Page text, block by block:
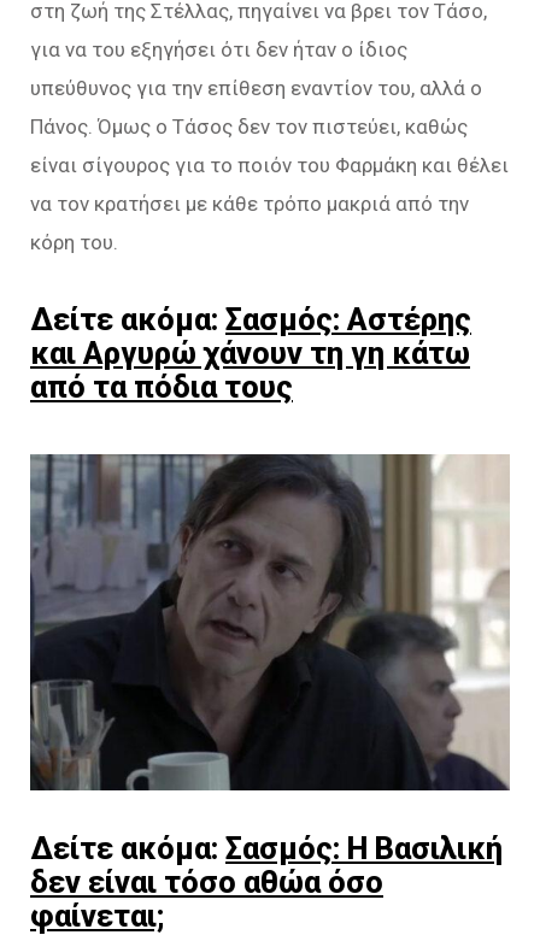
στη ζωή της Στέλλας, πηγαίνει να βρει τον Τάσο,
για να του εξηγήσει ότι δεν ήταν ο ίδιος
υπεύθυνος για την επίθεση εναντίον του, αλλά ο
Πάνος. Όμως ο Τάσος δεν τον πιστεύει, καθώς
είναι σίγουρος για το ποιόν του Φαρμάκη και θέλει
να τον κρατήσει με κάθε τρόπο μακριά από την
κόρη του.
Δείτε ακόμα: Σασμός: Αστέρης
και Αργυρώ χάνουν τη γη κάτω
από τα πόδια τους
Δείτε ακόμα: Σασμός: Η Βασιλική
δεν είναι τόσο αθώα όσο
φαίνεται;